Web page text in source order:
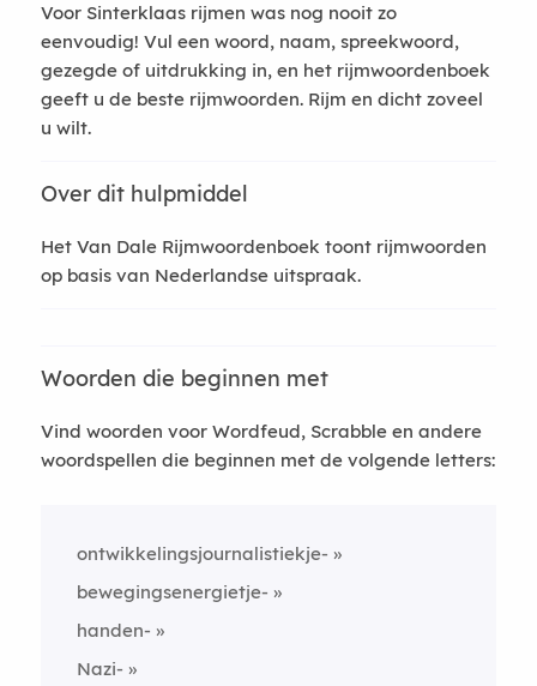
Voor Sinterklaas rijmen was nog nooit zo
eenvoudig! Vul een woord, naam, spreekwoord,
gezegde of uitdrukking in, en het rijmwoordenboek
geeft u de beste rijmwoorden. Rijm en dicht zoveel
u wilt.
Over dit hulpmiddel
Het Van Dale Rijmwoordenboek toont rijmwoorden
op basis van Nederlandse uitspraak.
Woorden die beginnen met
Vind woorden voor Wordfeud, Scrabble en andere
woordspellen die beginnen met de volgende letters:
ontwikkelingsjournalistiekje-
bewegingsenergietje-
handen-
Nazi-